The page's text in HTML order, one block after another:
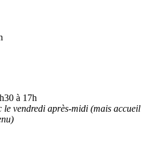
à 17h
le vendredi après-midi (mais accueil